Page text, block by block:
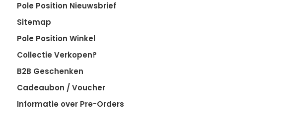
Pole Position Nieuwsbrief
Sitemap
Pole Position Winkel
Collectie Verkopen?
B2B Geschenken
Cadeaubon / Voucher
Informatie over Pre-Orders